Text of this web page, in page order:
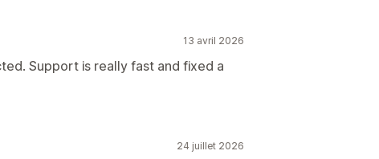
13 avril 2026
Support is really fast and fixed a
24 juillet 2026